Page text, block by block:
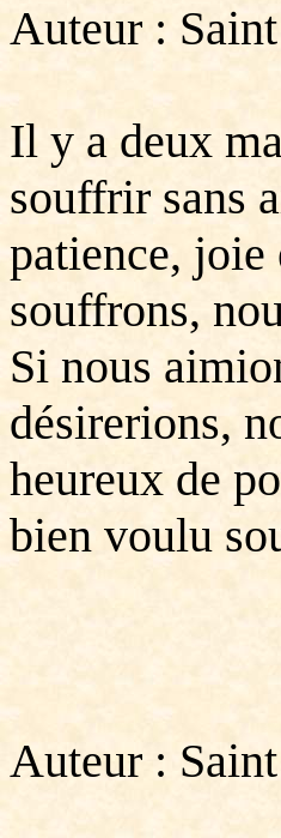
Auteur :
Il y a deux
souffrir sans
patience, joie
souffrons,
Si nous
désirerions,
heureux de
bien voulu
Auteur :